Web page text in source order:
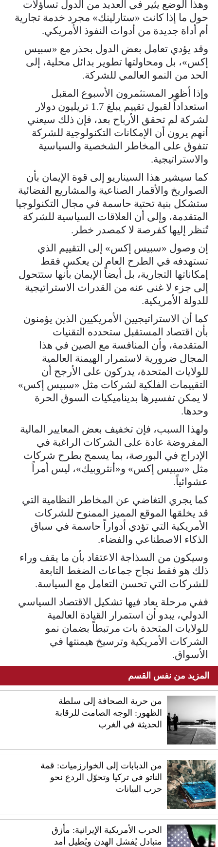
وهذا الوضع يثير في العديد من الدول تساؤلات
حول ما إذا كانت «ستارلينك» مجرد خدمة تجارية
أم أداة جديدة من أدوات النفوذ الأمريكي.
وقد يؤدي تعامل بعض الدول بحذر مع «سبيس
إكس»، بل ومحاولتها تطوير بدائل محلية، إلى
الحد من النمو العالمي للشركة.
وإذا أظهر المستثمرون الأسبوع المقبل
استعداداً لقبول تقييم يبلغ 1.7 تريليون دولار
لشركة لم تحقق الأرباح بعد، فإن ذلك سيعني
أنهم يرون أن الإمكانات التكنولوجية للشركة
تتفوق على المخاطر الشخصية والسياسية
والاستراتيجية.
كما سيشير هذا السيناريو إلى قوة الإيمان بأن
الصواريخ والأقمار الصناعية والمشاريع الفضائية
ستشكل بنية تحتية حاسمة في مجال التكنولوجيا
المتقدمة، وإلى أن العلاقات السياسية للشركة
تُنظر إليها كفرصة لا كمصدر خطر.
إن وصول «سبيس إكس» إلى التقييم الذي
تستهدفه في الطرح العام لن يعكس فقط
إمكاناتها التجارية، بل أيضاً الإيمان بأنها ستتحول
إلى جزء لا غنى عنه من القدرات الاستراتيجية
للدولة الأمريكية.
كما أن الاستراتيجيين الأمريكيين الذين يؤمنون
بأن اقتصاد المستقبل ستحدده التقنيات
المتقدمة، وأن المنافسة مع الصين في هذا
المجال ضرورية لاستمرار الهيمنة العالمية
للولايات المتحدة، يدركون على الأرجح أن
التقييمات الفلكية لشركات مثل «سبيس إكس»
لا يمكن تفسيرها بديناميكيات السوق الحرة
وحدها.
ولهذا السبب، فإن تخفيف بعض المعايير المالية
المفروضة عادة على الشركات الراغبة في
الإدراج في البورصة، بما يسمح بطرح شركات
مثل «سبيس إكس» و«أنثروبيك»، ليس أمراً
عشوائياً.
كما يجري التغاضي عن المخاطر النظامية التي
قد يخلقها الموقع المميز الممنوح للشركات
الأمريكية التي تؤدي أدواراً حاسمة في سباق
الذكاء الاصطناعي والفضاء.
وسيكون من السذاجة الاعتقاد بأن ما يقف وراء
ذلك هو فقط نجاح جماعات الضغط التابعة
للشركات التي تحسن التعامل مع السياسة.
ففي مرحلة يعاد فيها تشكيل الاقتصاد السياسي
الدولي، يبدو أن استمرار القيادة العالمية
للولايات المتحدة بات مرتبطاً بضمان نمو
الشركات الأمريكية وترسيخ هيمنتها في
الأسواق.
المزيد من نفس القسم
من حرية الصحافة إلى سلطة
الظهور: الوجه الصامت للرقابة
الحديثة في الغرب
من الدبابات إلى الخوارزميات: قمة
الناتو في تركيا وتحوّل الردع نحو
حرب البيانات
الحرب الأمريكية الإيرانية: مأزق
متبادل يُفشل الهدن ويُطيل أمد